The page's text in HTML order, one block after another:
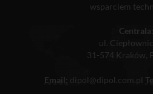
wsparciem
Centrala:
ul.
31-574 Kraków,
Email: dipol@dipol.com.pl